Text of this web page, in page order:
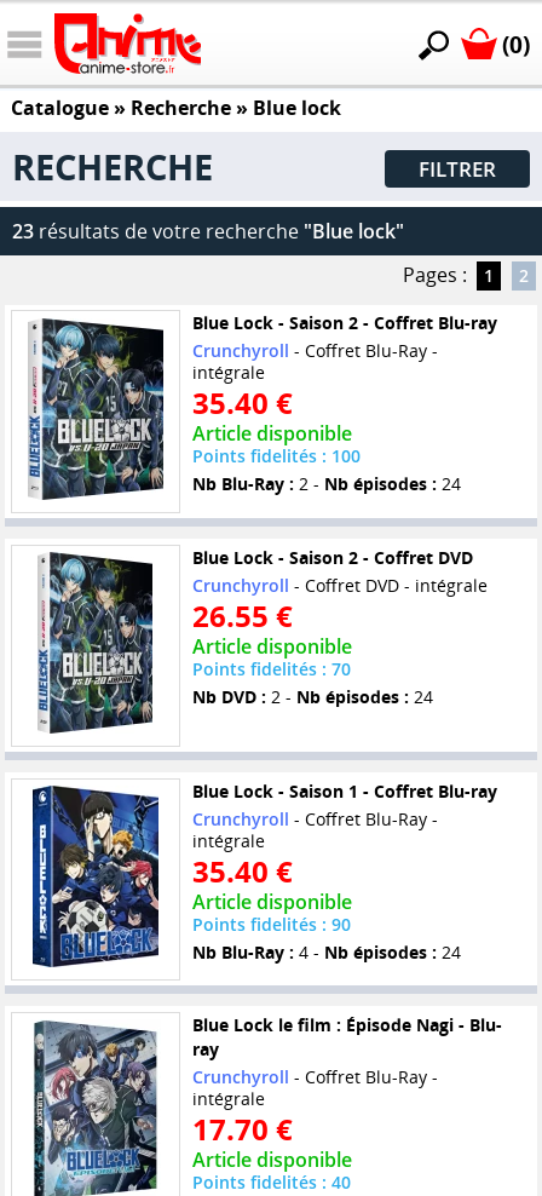
(0)
Catalogue» Recherche » Blue lock
RECHERCHE FILTRER
23 résultats de votre recherche "Blue lock"
Pages :
1 2
Blue Lock - Saison 2 - Coffret Blu-ray
Crunchyroll - Coffret Blu-Ray -
intégrale
35.40 €
Article disponible
Points fidelités : 100
Nb Blu-Ray : 2 - Nb épisodes : 24
Blue Lock - Saison 2 - Coffret DVD
Crunchyroll - Coffret DVD - intégrale
26.55 €
Article disponible
Points fidelités : 70
Nb DVD : 2 - Nb épisodes : 24
Blue Lock - Saison 1 - Coffret Blu-ray
Crunchyroll - Coffret Blu-Ray -
intégrale
35.40 €
Article disponible
Points fidelités : 90
Nb Blu-Ray : 4 - Nb épisodes : 24
Blue Lock le film : Épisode Nagi - Blu-
ray
Crunchyroll - Coffret Blu-Ray -
intégrale
17.70 €
Article disponible
Points fidelités : 40